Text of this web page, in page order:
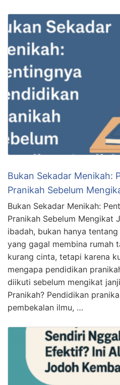
Bukan Sekadar Menikah:
Pranikah Sebelum
Bukan Sekadar Menikah:
Pranikah Sebelum Mengikat
ibadah, bukan hanya
yang gagal membina rumah
kurang cinta, tetapi karena
mengapa pendidikan
diikuti sebelum mengikat
Pranikah? Pendidikan
pembekalan ilmu, …